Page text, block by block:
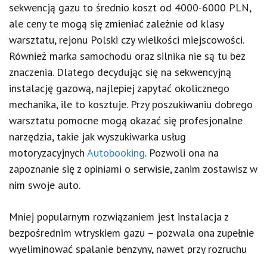
sekwencją gazu to średnio koszt od 4000-6000 PLN,
ale ceny te mogą się zmieniać zależnie od klasy
warsztatu, rejonu Polski czy wielkości miejscowości.
Również marka samochodu oraz silnika nie są tu bez
znaczenia. Dlatego decydując się na sekwencyjną
instalację gazową, najlepiej zapytać okolicznego
mechanika, ile to kosztuje. Przy poszukiwaniu dobrego
warsztatu pomocne mogą okazać się profesjonalne
narzędzia, takie jak wyszukiwarka usług
motoryzacyjnych Autobooking. Pozwoli ona na
zapoznanie się z opiniami o serwisie, zanim zostawisz w
nim swoje auto.
Mniej popularnym rozwiązaniem jest instalacja z
bezpośrednim wtryskiem gazu – pozwala ona zupełnie
wyeliminować spalanie benzyny, nawet przy rozruchu